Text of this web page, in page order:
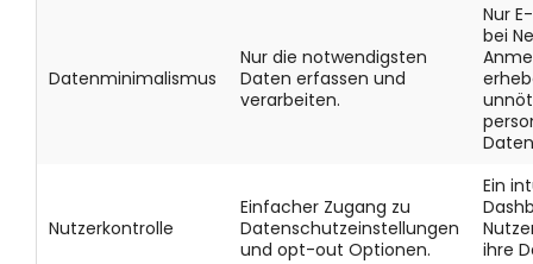
Datenminimalismus
Nur die notwendigsten
Daten erfassen und
verarbeiten.
Nur
bei
Nutzerkontrolle
Einfacher Zugang zu
Datenschutzeinstellungen
und opt-out Optionen.
Ein
ihre